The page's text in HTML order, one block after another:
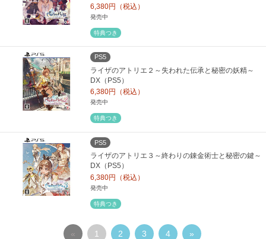
6,380円（税込）
発売中
特典つき
PS5
ライザのアトリエ２～失われた伝承と秘密の妖精～
DX（PS5）
6,380円（税込）
発売中
特典つき
PS5
ライザのアトリエ３～終わりの錬金術士と秘密の鍵～
DX（PS5）
6,380円（税込）
発売中
特典つき
« 1 2 3 4 »